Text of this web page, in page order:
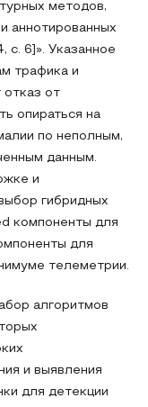
методов,
аннотированных
c. 6]». Указанное
трафика и
от
опираться на
по неполным,
данным.
и
гибридных
компоненты для
для
телеметрии.
алгоритмов
и выявления
для детекции